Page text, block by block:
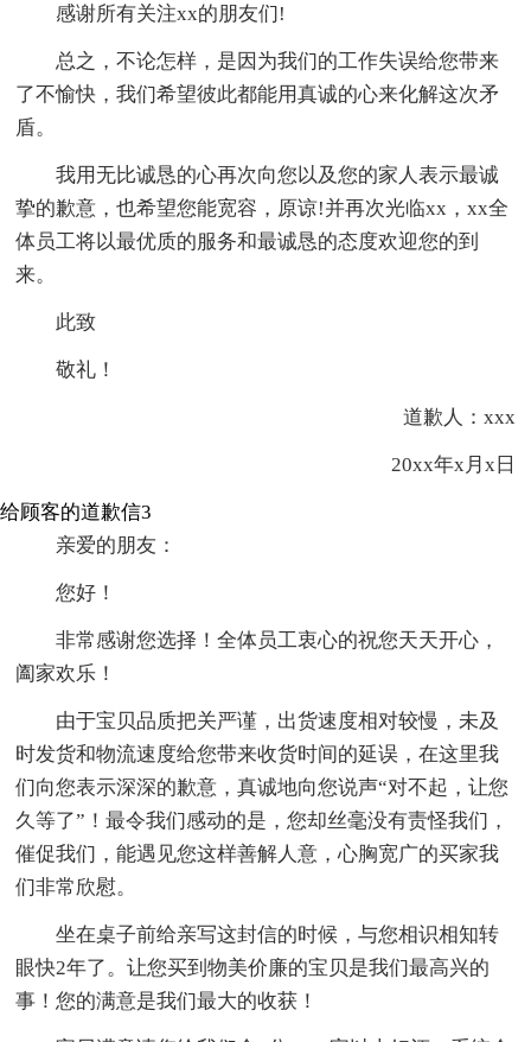
感谢所有关注xx的朋友们!
总之，不论怎样，是因为我们的工作失误给您带来
了不愉快，我们希望彼此都能用真诚的心来化解这次矛
盾。
我用无比诚恳的心再次向您以及您的家人表示最诚
挚的歉意，也希望您能宽容，原谅!并再次光临xx，xx全
体员工将以最优质的服务和最诚恳的态度欢迎您的到
来。
此致
敬礼！
道歉人：xxx
20xx年x月x日
给顾客的道歉信3
亲爱的朋友：
您好！
非常感谢您选择！全体员工衷心的祝您天天开心，
阖家欢乐！
由于宝贝品质把关严谨，出货速度相对较慢，未及
时发货和物流速度给您带来收货时间的延误，在这里我
们向您表示深深的歉意，真诚地向您说声“对不起，让您
久等了”！最令我们感动的是，您却丝毫没有责怪我们，
催促我们，能遇见您这样善解人意，心胸宽广的买家我
们非常欣慰。
坐在桌子前给亲写这封信的时候，与您相识相知转
眼快2年了。让您买到物美价廉的宝贝是我们最高兴的
事！您的满意是我们最大的收获！